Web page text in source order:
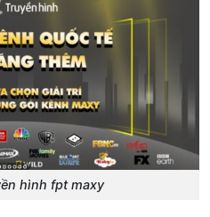
hình fpt maxy